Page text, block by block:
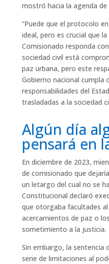
mostró hacia la agenda de
“Puede que el protocolo
ideal, pero es crucial que
Comisionado responda
sociedad civil está
paz urbana, pero este
Gobierno nacional cumpla
responsabilidades del
trasladadas a la sociedad
Algún día
pensará en
En diciembre de 2023,
de comisionado que
un letargo del cual no se
Constitucional declaró
que otorgaba facultades
acercamientos de paz o
sometimiento a la justicia.
Sin embargo, la sentencia
serie de limitaciones al